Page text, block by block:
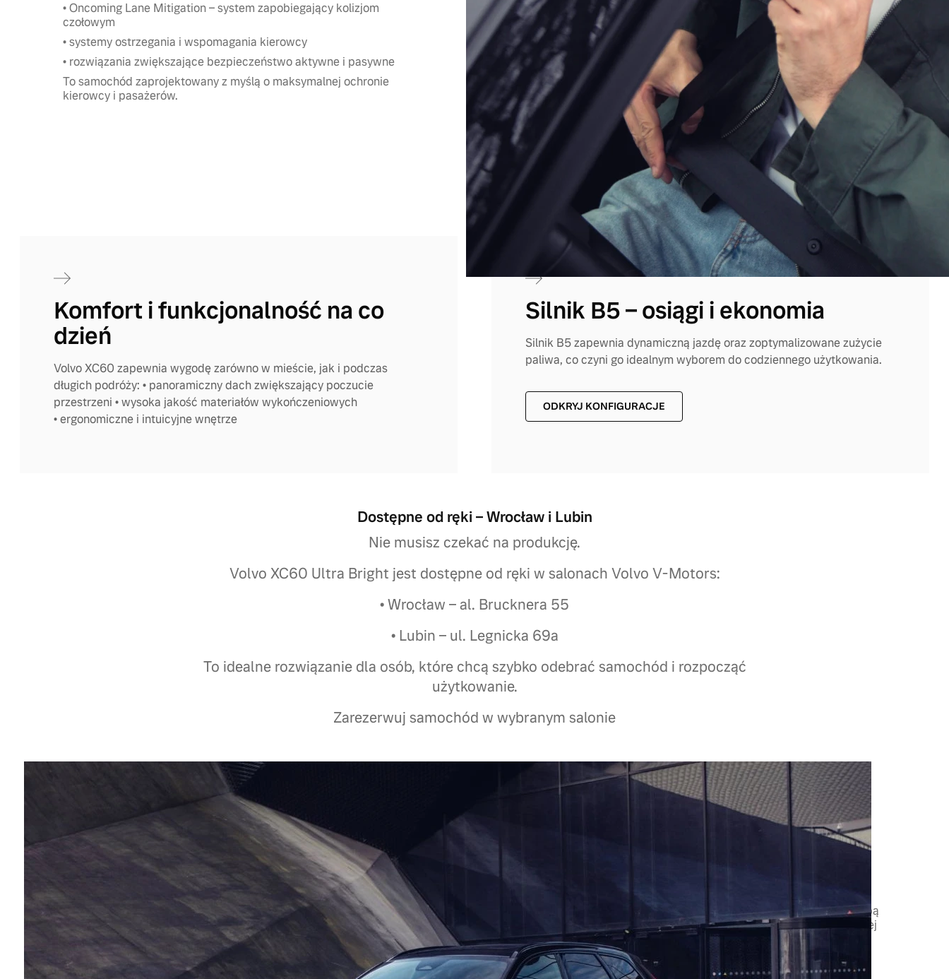
• Oncoming Lane Mitigation – system zapobiegający kolizjom
czołowym
• systemy ostrzegania i wspomagania kierowcy
• rozwiązania zwiększające bezpieczeństwo aktywne i pasywne
To samochód zaprojektowany z myślą o maksymalnej ochronie
kierowcy i pasażerów.
Komfort i funkcjonalność na co
dzień
Volvo XC60 zapewnia wygodę zarówno w mieście, jak i podczas
długich podróży: • panoramiczny dach zwiększający poczucie
przestrzeni • wysoka jakość materiałów wykończeniowych
• ergonomiczne i intuicyjne wnętrze
Silnik B5 – osiągi i ekonomia
Silnik B5 zapewnia dynamiczną jazdę oraz zoptymalizowane zużycie
paliwa, co czyni go idealnym wyborem do codziennego użytkowania.
ODKRYJ KONFIGURACJE
Dostępne od ręki – Wrocław i Lubin
Nie musisz czekać na produkcję.
Volvo XC60 Ultra Bright jest dostępne od ręki w salonach Volvo V-Motors:
• Wrocław – al. Brucknera 55
• Lubin – ul. Legnicka 69a
To idealne rozwiązanie dla osób, które chcą szybko odebrać samochód i rozpocząć
użytkowanie.
Zarezerwuj samochód w wybranym salonie
z ofertą
Wypełnij formularz, a doradca Volvo V-Motors skontaktuje się z Tobą
i przedstawi szczegóły oferty oraz dostępność pojazdów w wybranej
lokalizacji. Formularz:
• Imię i nazwisko